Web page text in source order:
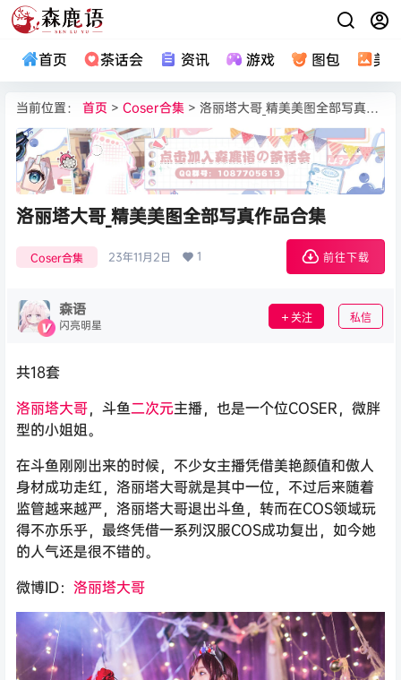
首页 茶话会 资讯 游戏 图包 美
当前位置： 首页 > Coser合集 > 洛丽塔大哥_精美美图全部写真作品合集
洛丽塔大哥_精美美图全部写真作品合集
Coser合集 23年11月2日 1 前往下载
森语
闪亮明星 关注 私信
共18套
洛丽塔大哥，斗鱼二次元主播，也是一个位COSER，微胖
型的小姐姐。
在斗鱼刚刚出来的时候，不少女主播凭借美艳颜值和傲人
身材成功走红，洛丽塔大哥就是其中一位，不过后来随着
监管越来越严，洛丽塔大哥退出斗鱼，转而在COS领域玩
得不亦乐乎，最终凭借一系列汉服COS成功复出，如今她
的人气还是很不错的。
微博ID： 洛丽塔大哥